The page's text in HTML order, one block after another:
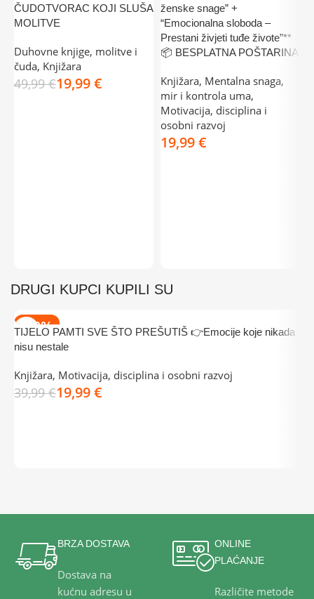
ČUDOTVORAC KOJI SLUŠA
MOLITVE
Duhovne knjige, molitve i
čuda, Knjižara
49,99€19,99€
ženske snage” +
“Emocionalna sloboda –
Prestani živjeti tuđe živote”**
📦 BESPLATNA POŠTARINA
Knjižara, Mentalna snaga,
mir i kontrola uma,
Motivacija, disciplina i
osobni razvoj
€
DRUGI KUPCI KUPILI SU
-50%
TIJELO PAMTI SVE ŠTO PREŠUTIŠ 👉Emocije koje nikada
nisu nestale
Knjižara, Motivacija, disciplina i osobni razvoj
39,99€19,99€
BRZA DOSTAVA
Dostava na
kućnu adresu u
ONLINE
PLAĆANJE
Različite metode